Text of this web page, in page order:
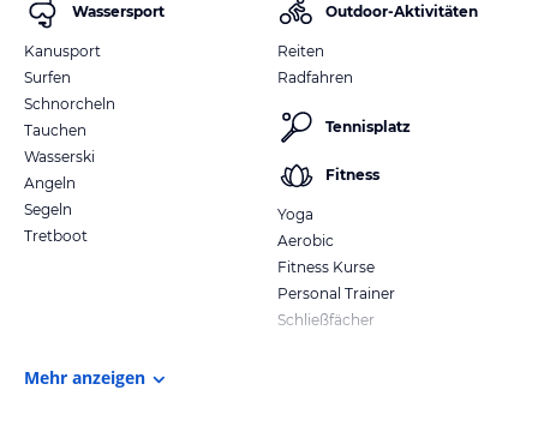
Wassersport
Kanusport
Surfen
Schnorcheln
Tauchen
Wasserski
Angeln
Segeln
Tretboot
Outdoor-Aktivitäten
Reiten
Radfahren
Tennisplatz
Fitness
Yoga
Aerobic
Fitness Kurse
Personal Trainer
Schließfächer
Mehr anzeigen